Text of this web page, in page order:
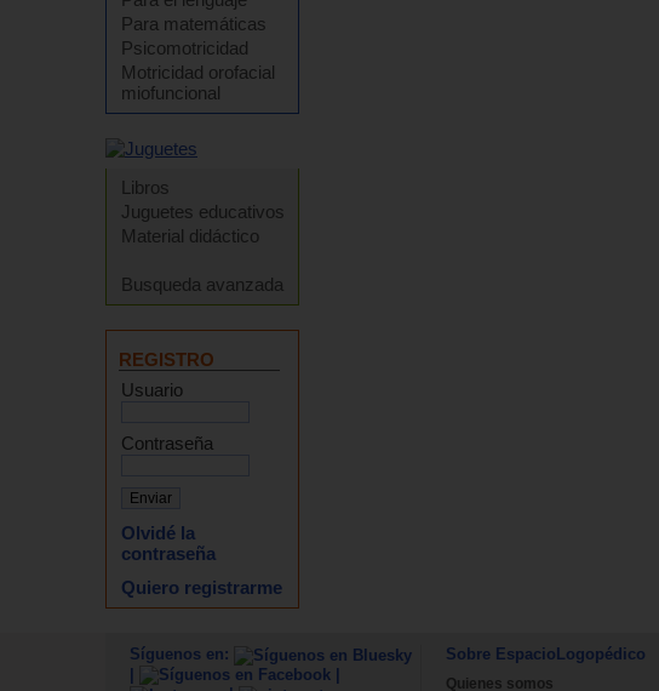
Para matemáticas
Psicomotricidad
Motricidad orofacial
miofuncional
Libros
Juguetes educativos
Material didáctico
Busqueda avanzada
REGISTRO
Usuario
Contraseña
Olvidé la
contraseña
Quiero registrarme
Síguenos en:
|
|
Sobre EspacioLogopédico
Quienes somos